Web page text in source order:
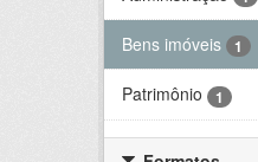
Bens imóveis 1
Patrimônio 1